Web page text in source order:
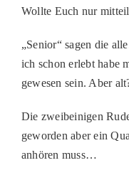
Wollte Euch nur
„Senior“ sagen die
ich schon erlebt habe
gewesen sein. Aber
Die zweibeinigen
geworden aber ein
anhören muss…